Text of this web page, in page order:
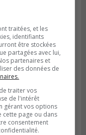
retrouve
traitées, et les
identifiants
être stockées
partagées avec lui,
partenaires et
des données de
traiter vos
de l'intérêt
gérant vos options
cette page ou dans
consentement